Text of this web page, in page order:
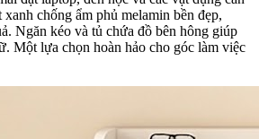
chống ẩm phủ melamin bền đẹp,
Ngăn kéo và tủ chứa đồ bên hông giúp
Một lựa chọn hoàn hảo cho góc làm việc